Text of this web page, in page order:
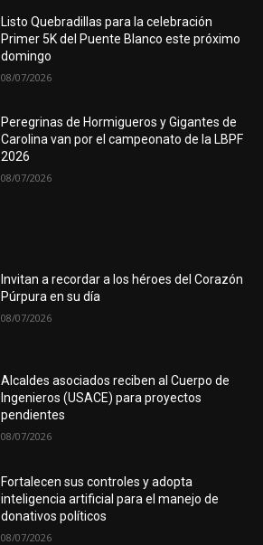
Listo Quebradillas para la celebración
Primer 5K del Puente Blanco este próximo
domingo
08/07/2026
Peregrinas de Hormigueros y Gigantes de
Carolina van por el campeonato de la LBPF
2026
08/07/2026
Invitan a recordar a los héroes del Corazón
Púrpura en su día
08/07/2026
Alcaldes asociados reciben al Cuerpo de
Ingenieros (USACE) para proyectos
pendientes
08/07/2026
Fortalecen sus controles y adopta
inteligencia artificial para el manejo de
donativos políticos
08/07/2026